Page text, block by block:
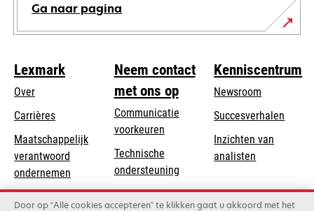
Ga naar pagina
Lexmark
Over
Carrières
Maatschappelijk
verantwoord
ondernemen
in
a
Duurzaamheid
Neem contact
met ons op
Communicatie
voorkeuren
Technische
ondersteuningopens
in
a
Product registratie
Kenniscentrum
Newsroom
Succesverhalen
Inzichten van
analisten
Door op “Alle cookies accepteren” te klikken gaat u akkoord met het